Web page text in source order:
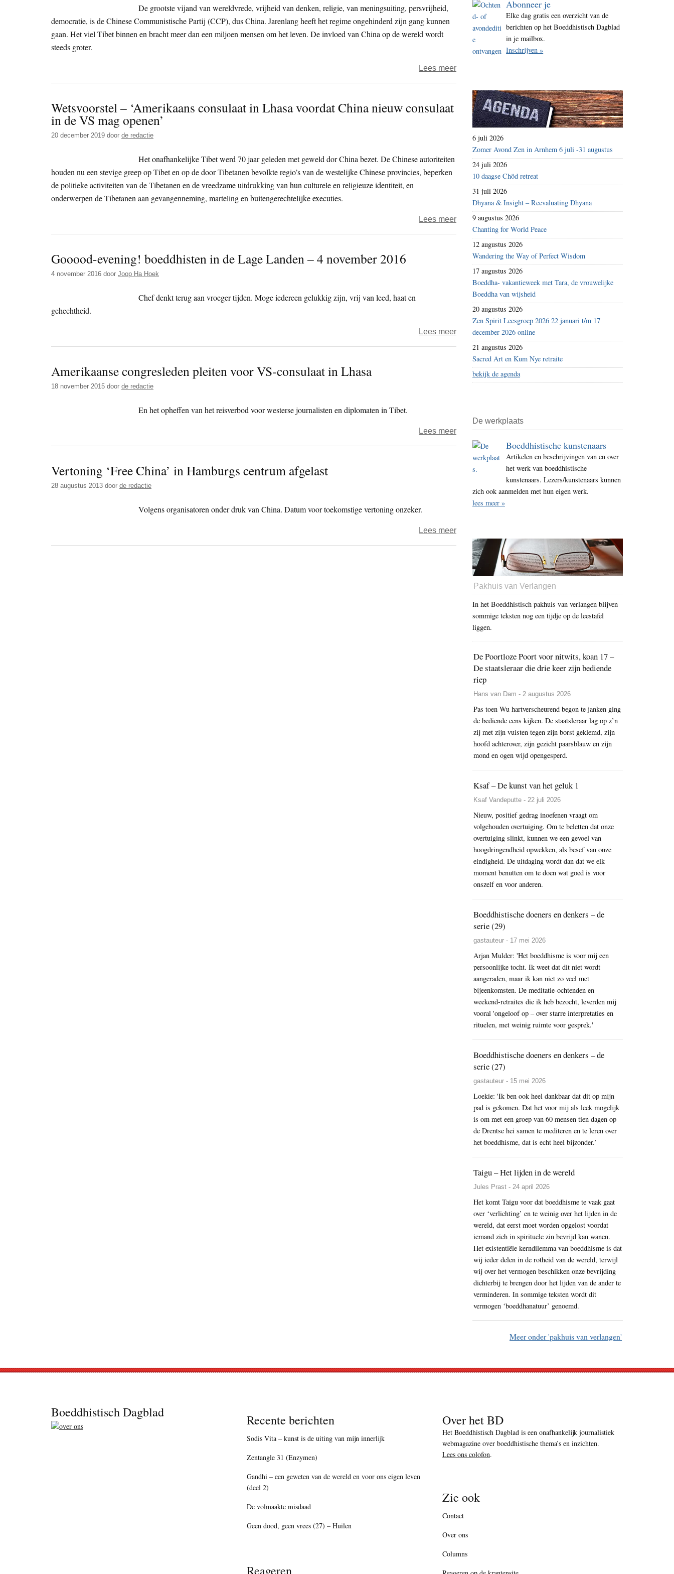
i
t
De grootste vijand van wereldvrede, vrijheid van denken, religie, van meningsuiting, persvrijheid,
democratie, is de Chinese Communistische Partij (CCP), dus China. Jarenlang heeft het regime ongehinderd zijn gang kunnen
gaan. Het viel Tibet binnen en bracht meer dan een miljoen mensen om het leven. De invloed van China op de wereld wordt
steeds groter.
Lees meerover
nieuwe
alliantie
spion
onderdrukker
China’
Wetsvoorstel – ‘Amerikaans consulaat in Lhasa voordat China nieuw consulaat
in de VS mag openen’
20 december 2019 door de redactie
Het onafhankelijke Tibet werd 70 jaar geleden met geweld dor China bezet. De Chinese autoriteiten
houden nu een stevige greep op Tibet en op de door Tibetanen bevolkte regio’s van de westelijke Chinese provincies, beperken
de politieke activiteiten van de Tibetanen en de vreedzame uitdrukking van hun culturele en religieuze identiteit, en
onderwerpen de Tibetanen aan gevangenneming, marteling en buitengerechtelijke executies.
Lees meerover
Wetsvoorstel
‘Amerikaans
consulaat
Lhasa
voordat
China
nieuw
consulaat
Gooood-evening! boeddhisten in de Lage Landen – 4 november 2016
4 november 2016 door Joop Ha Hoek
Chef denkt terug aan vroeger tijden. Moge iedereen gelukkig zijn, vrij van leed, haat en
gehechtheid.
Lees meerover
Gooood-
evening!
boeddhisten
Landen
–
4
november
2016
Amerikaanse congresleden pleiten voor VS-consulaat in Lhasa
18 november 2015 door de redactie
En het opheffen van het reisverbod voor westerse journalisten en diplomaten in Tibet.
Lees meerover
Amerikaanse
congresleden
pleiten
consulaat
Lhasa
Vertoning ‘Free China’ in Hamburgs centrum afgelast
28 augustus 2013 door de redactie
Volgens organisatoren onder druk van China. Datum voor toekomstige vertoning onzeker.
Lees meerover
Vertoning
‘Free
China’
Hamburgs
centrum
afgelast
Abonneer je
Elke dag gratis een overzicht van de
berichten op het Boeddhistisch Dagblad
in je mailbox.
Inschrijven »
6 juli 2026
Zomer Avond Zen in Arnhem 6 juli -31 augustus
24 juli 2026
10 daagse Chöd retreat
31 juli 2026
Dhyana & Insight – Reevaluating Dhyana
9 augustus 2026
Chanting for World Peace
12 augustus 2026
Wandering the Way of Perfect Wisdom
17 augustus 2026
Boeddha- vakantieweek met Tara, de vrouwelijke
Boeddha van wijsheid
20 augustus 2026
Zen Spirit Leesgroep 2026 22 januari t/m 17
december 2026 online
21 augustus 2026
Sacred Art en Kum Nye retraite
bekijk de agenda
De werkplaats
Boeddhistische kunstenaars
Artikelen en beschrijvingen van en over
het werk van boeddhistische
kunstenaars. Lezers/kunstenaars kunnen
zich ook aanmelden met hun eigen werk.
lees meer »
Pakhuis van Verlangen
In het Boeddhistisch pakhuis van verlangen blijven
sommige teksten nog een tijdje op de leestafel
liggen.
De Poortloze Poort voor nitwits, koan 17 –
De staatsleraar die drie keer zijn bediende
riep
Hans van Dam - 2 augustus 2026
Pas toen Wu hartverscheurend begon te janken ging
de bediende eens kijken. De staatsleraar lag op z’n
zij met zijn vuisten tegen zijn borst geklemd, zijn
hoofd achterover, zijn gezicht paarsblauw en zijn
mond en ogen wijd opengesperd.
Ksaf – De kunst van het geluk 1
Ksaf Vandeputte - 22 juli 2026
Nieuw, positief gedrag inoefenen vraagt om
volgehouden overtuiging. Om te beletten dat onze
overtuiging slinkt, kunnen we een gevoel van
hoogdringendheid opwekken, als besef van onze
eindigheid. De uitdaging wordt dan dat we elk
moment benutten om te doen wat goed is voor
onszelf en voor anderen.
Boeddhistische doeners en denkers – de
serie (29)
gastauteur - 17 mei 2026
Arjan Mulder: 'Het boeddhisme is voor mij een
persoonlijke tocht. Ik weet dat dit niet wordt
aangeraden, maar ik kan niet zo veel met
bijeenkomsten. De meditatie-ochtenden en
weekend-retraites die ik heb bezocht, leverden mij
vooral 'ongeloof op – over starre interpretaties en
rituelen, met weinig ruimte voor gesprek.'
Boeddhistische doeners en denkers – de
serie (27)
gastauteur - 15 mei 2026
Loekie: 'Ik ben ook heel dankbaar dat dit op mijn
pad is gekomen. Dat het voor mij als leek mogelijk
is om met een groep van 60 mensen tien dagen op
de Drentse hei samen te mediteren en te leren over
het boeddhisme, dat is echt heel bijzonder.’
Taigu – Het lijden in de wereld
Jules Prast - 24 april 2026
Het komt Taigu voor dat boeddhisme te vaak gaat
over ‘verlichting’ en te weinig over het lijden in de
wereld, dat eerst moet worden opgelost voordat
iemand zich in spirituele zin bevrijd kan wanen.
Het existentiële kerndilemma van boeddhisme is dat
wij ieder delen in de rotheid van de wereld, terwijl
wij over het vermogen beschikken onze bevrijding
dichterbij te brengen door het lijden van de ander te
verminderen. In sommige teksten wordt dit
vermogen ‘boeddhanatuur’ genoemd.
Meer onder 'pakhuis van verlangen'
Boeddhistisch Dagblad Recente berichten
Sodis Vita – kunst is de uiting van mijn innerlijk
Zentangle 31 (Enzymen)
Gandhi – een geweten van de wereld en voor ons eigen leven
(deel 2)
De volmaakte misdaad
Geen dood, geen vrees (27) – Huilen
Reageren
Over het BD
Het Boeddhistisch Dagblad is een onafhankelijk journalistiek
webmagazine over boeddhistische thema’s en inzichten.
Lees ons colofon.
Zie ook
Contact
Over ons
Columns